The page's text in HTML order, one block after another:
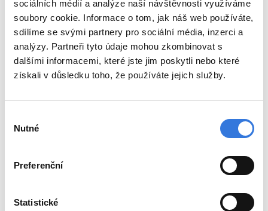
sociálních médií a analýze naší návštěvnosti využíváme
soubory cookie. Informace o tom, jak náš web používáte,
sdílíme se svými partnery pro sociální média, inzerci a
analýzy. Partneři tyto údaje mohou zkombinovat s
dalšími informacemi, které jste jim poskytli nebo které
získali v důsledku toho, že používáte jejich služby.
souhlasu
Nutné
Preferenční
Statistické
trénovaných fotbalistů či hokejistů během
zápasu. Podstoupením našeho vyšetření
můžeme tato rizika ve valné většině případů
diagnostikovat a následně efektivně léčit.
Při vyšetřeních používáme nejmodernější
poznatky a vybavení srovnatelné se světovou
rizik, ale také ke zjištění úrovně fyzické
kondice nebo zpracování doporučení, které
provedených vyšetření jsme schopni
zlepšit výkonnost, redukovat váhu či určit